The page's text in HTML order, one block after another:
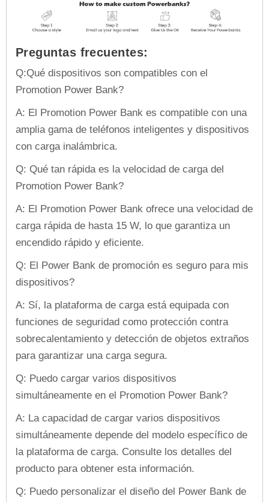
Preguntas frecuentes:
Q:Qué dispositivos son compatibles con el
Promotion Power Bank?
A: El Promotion Power Bank es compatible con una
amplia gama de teléfonos inteligentes y dispositivos
con carga inalámbrica.
Q: Qué tan rápida es la velocidad de carga del
Promotion Power Bank?
A: El Promotion Power Bank ofrece una velocidad de
carga rápida de hasta 15 W, lo que garantiza un
encendido rápido y eficiente.
Q: El Power Bank de promoción es seguro para mis
dispositivos?
A: Sí, la plataforma de carga está equipada con
funciones de seguridad como protección contra
sobrecalentamiento y detección de objetos extraños
para garantizar una carga segura.
Q: Puedo cargar varios dispositivos
simultáneamente en el Promotion Power Bank?
A: La capacidad de cargar varios dispositivos
simultáneamente depende del modelo específico de
la plataforma de carga. Consulte los detalles del
producto para obtener esta información.
Q: Puedo personalizar el diseño del Power Bank de